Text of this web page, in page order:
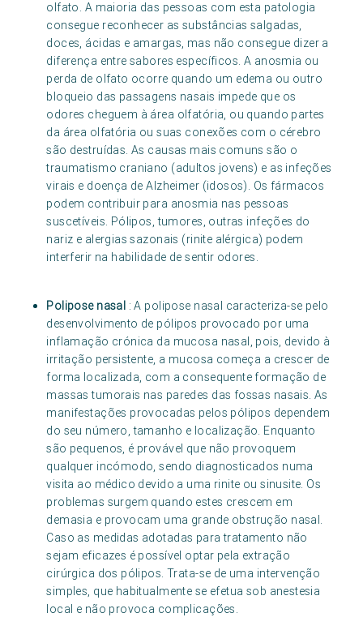
olfato. A maioria das pessoas com esta patologia
consegue reconhecer as substâncias salgadas,
doces, ácidas e amargas, mas não consegue dizer a
diferença entre sabores específicos. A anosmia ou
perda de olfato ocorre quando um edema ou outro
bloqueio das passagens nasais impede que os
odores cheguem à área olfatória, ou quando partes
da área olfatória ou suas conexões com o cérebro
são destruídas. As causas mais comuns são o
traumatismo craniano (adultos jovens) e as infeções
virais e doença de Alzheimer (idosos). Os fármacos
podem contribuir para anosmia nas pessoas
suscetíveis. Pólipos, tumores, outras infeções do
nariz e alergias sazonais (rinite alérgica) podem
interferir na habilidade de sentir odores.
Polipose nasal : A polipose nasal caracteriza-se pelo
desenvolvimento de pólipos provocado por uma
inflamação crónica da mucosa nasal, pois, devido à
irritação persistente, a mucosa começa a crescer de
forma localizada, com a consequente formação de
massas tumorais nas paredes das fossas nasais. As
manifestações provocadas pelos pólipos dependem
do seu número, tamanho e localização. Enquanto
são pequenos, é provável que não provoquem
qualquer incómodo, sendo diagnosticados numa
visita ao médico devido a uma rinite ou sinusite. Os
problemas surgem quando estes crescem em
demasia e provocam uma grande obstrução nasal.
Caso as medidas adotadas para tratamento não
sejam eficazes é possível optar pela extração
cirúrgica dos pólipos. Trata-se de uma intervenção
simples, que habitualmente se efetua sob anestesia
local e não provoca complicações.